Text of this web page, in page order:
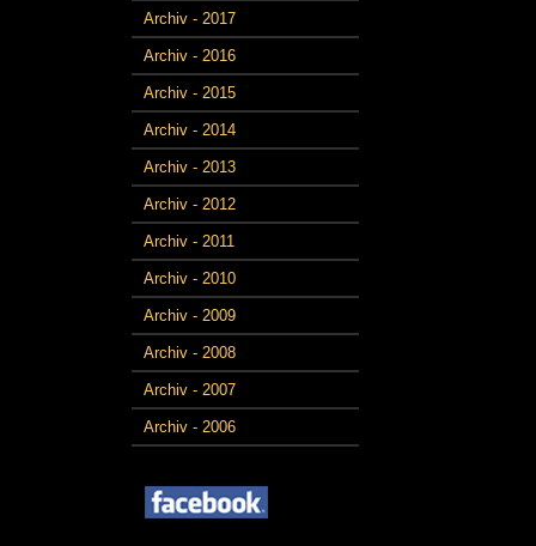
Archiv - 2017
Archiv - 2016
Archiv - 2015
Archiv - 2014
Archiv - 2013
Archiv - 2012
Archiv - 2011
Archiv - 2010
Archiv - 2009
Archiv - 2008
Archiv - 2007
Archiv - 2006